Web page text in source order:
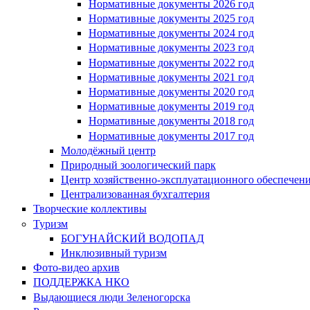
Нормативные документы 2026 год
Нормативные документы 2025 год
Нормативные документы 2024 год
Нормативные документы 2023 год
Нормативные документы 2022 год
Нормативные документы 2021 год
Нормативные документы 2020 год
Нормативные документы 2019 год
Нормативные документы 2018 год
Нормативные документы 2017 год
Молодёжный центр
Природный зоологический парк
Центр хозяйственно-эксплуатационного
Централизованная бухгалтерия
Творческие коллективы
Туризм
БОГУНАЙСКИЙ ВОДОПАД
Инклюзивный туризм
Фото-видео архив
ПОДДЕРЖКА НКО
Выдающиеся люди Зеленогорска